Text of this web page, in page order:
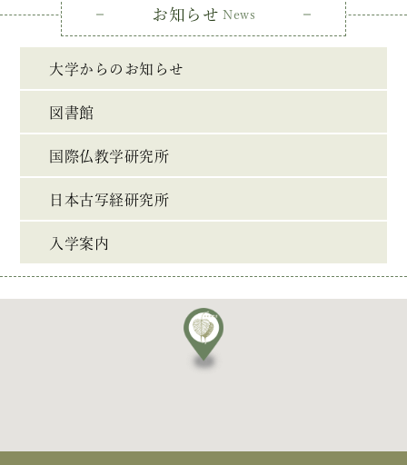
お知らせ News
大学からのお知らせ
図書館
国際仏教学研究所
日本古写経研究所
入学案内